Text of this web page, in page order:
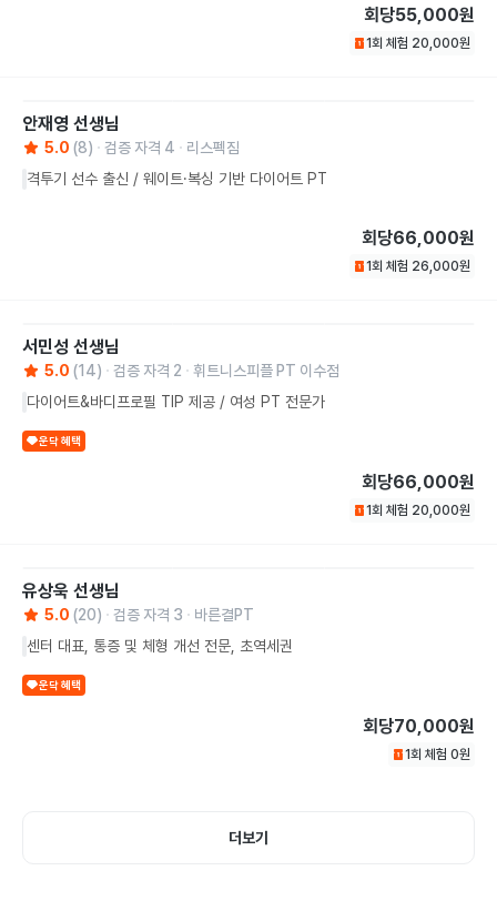
회당55,000원
1회 체험 20,000원
안재영 선생님
5.0 (8) 검증 자격 4
리스펙짐
격투기 선수 출신 / 웨이트·복싱 기반 다이어트 PT
회당66,000원
1회 체험 26,000원
서민성 선생님
5.0 (14) 검증 자격 2
휘트니스피플 PT 이수점
다이어트&바디프로필 TIP 제공 / 여성 PT 전문가
운닥 혜택
회당66,000원
1회 체험 20,000원
유상욱 선생님
5.0 (20) 검증 자격 3
바른결PT
센터 대표, 통증 및 체형 개선 전문, 초역세권
운닥 혜택
회당70,000원
1회 체험 0원
더보기